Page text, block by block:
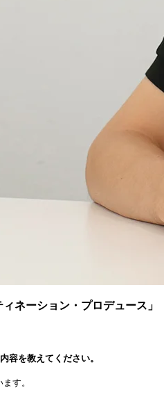
ネーション・プロデュース」
容を教えてください。
す。